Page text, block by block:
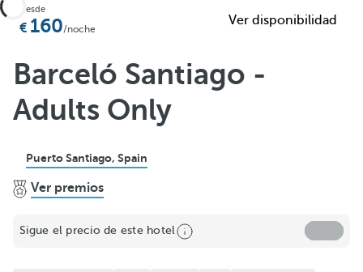
Añadir a favoritos
Ver más fotos y videos
Desde
160/noche
Ver disponibilidad
Barceló Santiago -
Adults Only
Puerto Santiago, Spain
Ver premios
Sigue el precio de este hotel